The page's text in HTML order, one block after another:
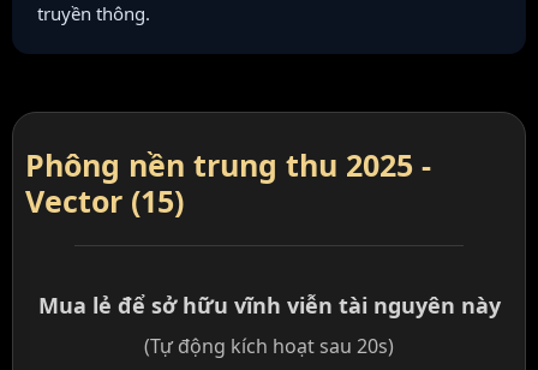
truyền thông.
Phông nền trung thu 2025 -
Vector (15)
Mua lẻ để sở hữu vĩnh viễn tài nguyên này
(Tự động kích hoạt sau 20s)